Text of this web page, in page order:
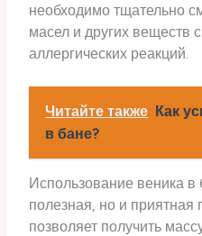
необходимо тщательно
масел и других веществ
аллергических реакций.
Читайте также Как
в бане?
Использование веника в
полезная, но и приятная
позволяет получить